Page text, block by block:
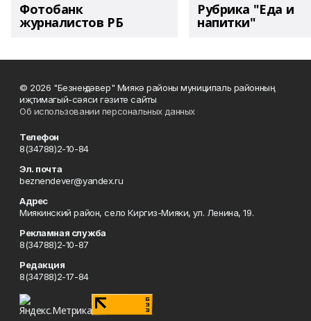
Фотобанк
журналистов РБ
Рубрика "Еда и
напитки"
© 2026 "Безнең дәвер" Миякә районы муниципаль районның
иҗтимагый-сәяси гәзите сайты
Об использовании персональных данных
Телефон
8(34788)2-10-84
Эл. почта
beznendever@yandex.ru
Адрес
Миякинский район, село Киргиз-Мияки, ул. Ленина, 19.
Рекламная служба
8(34788)2-10-87
Редакция
8(34788)2-17-84